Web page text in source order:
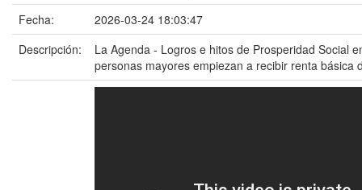
Fecha:
2026-03-24 18:03:47
Descripción:
La Agenda - Logros e hitos de Prosperidad Social
personas mayores empiezan a recibir renta básica